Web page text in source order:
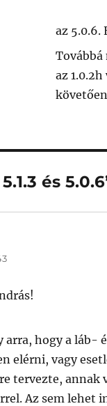
az 5.0.6.
az
és
arra, hogy a láb-
elérni, vagy
tervezte,
Az sem lehet